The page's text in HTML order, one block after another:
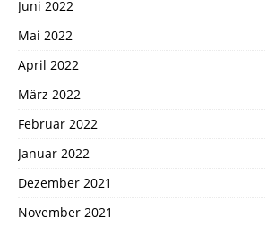
Juni 2022
Mai 2022
April 2022
März 2022
Februar 2022
Januar 2022
Dezember 2021
November 2021